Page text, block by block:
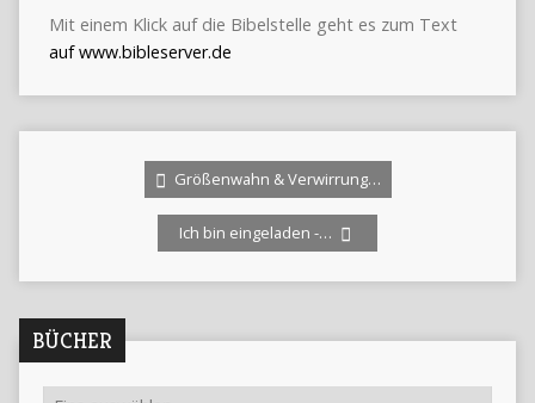
Mit einem Klick auf die Bibelstelle geht es zum Text
auf www.bibleserver.de
Größenwahn & Verwirrung…
Ich bin eingeladen -…
BÜCHER